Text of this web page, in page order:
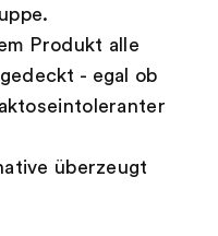
Produkt alle
- egal ob
überzeugt